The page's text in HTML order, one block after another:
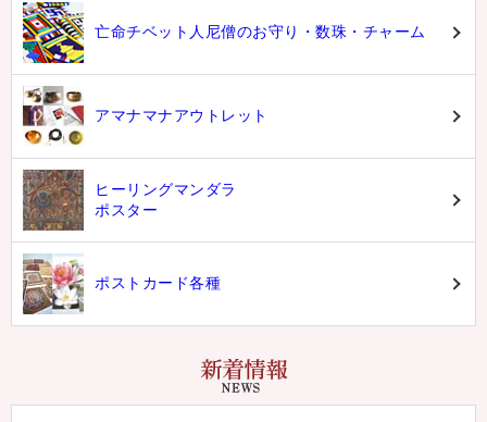
亡命チベット人尼僧のお守り・数珠・チャーム
アマナマナアウトレット
ヒーリングマンダラ
ポスター
ポストカード各種